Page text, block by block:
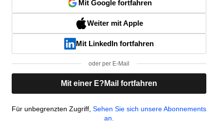
Mit Google fortfahren
Weiter mit Apple
Mit LinkedIn fortfahren
oder per E-Mail
Mit einer E?Mail fortfahren
Für unbegrenzten Zugriff, Sehen Sie sich unsere Abonnements
an.